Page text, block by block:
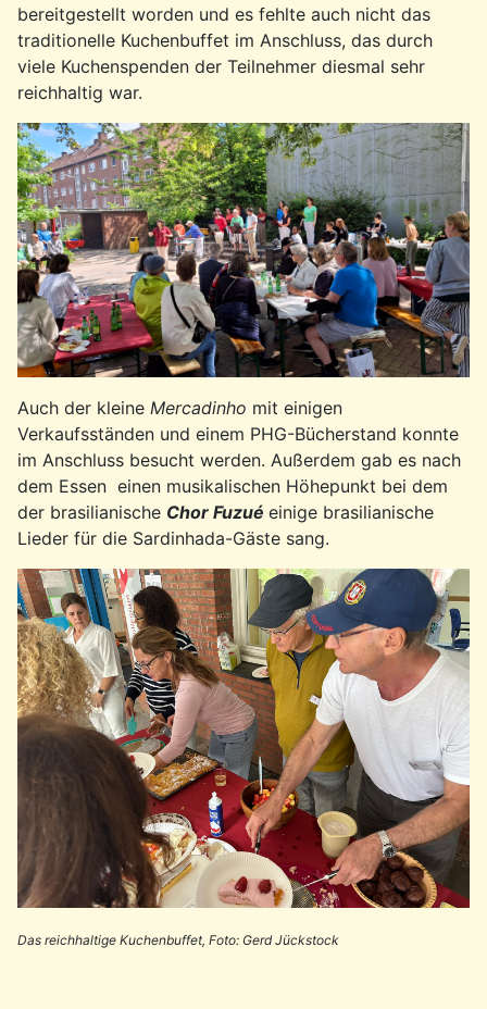
bereitgestellt worden und es fehlte auch nicht das
traditionelle Kuchenbuffet im Anschluss, das durch
viele Kuchenspenden der Teilnehmer diesmal sehr
reichhaltig war.
Auch der kleine Mercadinho mit einigen
Verkaufsständen und einem PHG-Bücherstand konnte
im Anschluss besucht werden. Außerdem gab es nach
dem Essen einen musikalischen Höhepunkt bei dem
der brasilianische Chor Fuzué einige brasilianische
Lieder für die Sardinhada-Gäste sang.
Das reichhaltige Kuchenbuffet, Foto: Gerd Jückstock